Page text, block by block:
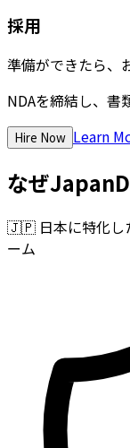
採用
準備ができたら、
NDAを締結し、書
Hire Now Learn
なぜ
🇯🇵 日本に特化
ーム